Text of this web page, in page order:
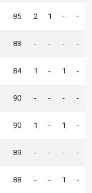
85 2 1 - -
83 - - - -
84 1 - 1 -
90 - - - -
90 1 - 1 -
89 - - - -
88 - - 1 -